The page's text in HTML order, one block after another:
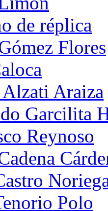
de réplica
Flores
Araiza
Garcilita
Reynoso
Polo